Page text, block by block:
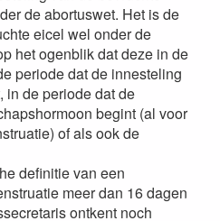
de abortuswet. Het is de
eicel wel onder de
het ogenblik dat deze in de
periode dat de innesteling
in de periode dat de
begint (al voor
of als ook de
definitie van een
meer dan 16 dagen
ontkent noch